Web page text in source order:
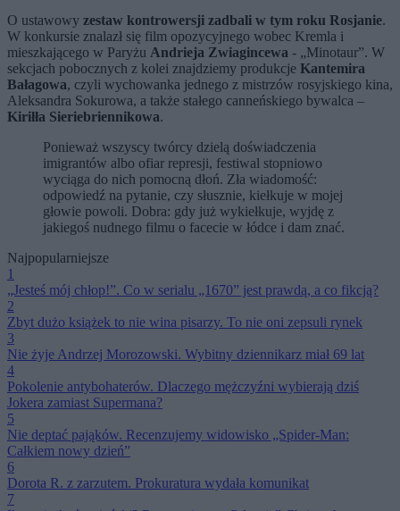
O ustawowy zestaw kontrowersji zadbali w tym roku Rosjanie.
W konkursie znalazł się film opozycyjnego wobec Kremla i
mieszkającego w Paryżu Andrieja Zwiagincewa - „Minotaur”. W
sekcjach pobocznych z kolei znajdziemy produkcje Kantemira
Bałagowa, czyli wychowanka jednego z mistrzów rosyjskiego kina,
Aleksandra Sokurowa, a także stałego canneńskiego bywalca –
Kiriłła Sieriebriennikowa.
Ponieważ wszyscy twórcy dzielą doświadczenia
imigrantów albo ofiar represji, festiwal stopniowo
wyciąga do nich pomocną dłoń. Zła wiadomość:
odpowiedź na pytanie, czy słusznie, kiełkuje w mojej
głowie powoli. Dobra: gdy już wykiełkuje, wyjdę z
jakiegoś nudnego filmu o facecie w łódce i dam znać.
Najpopularniejsze
1
„Jesteś mój chłop!”. Co w serialu „1670” jest prawdą, a co fikcją?
2
Zbyt dużo książek to nie wina pisarzy. To nie oni zepsuli rynek
3
Nie żyje Andrzej Morozowski. Wybitny dziennikarz miał 69 lat
4
Pokolenie antybohaterów. Dlaczego mężczyźni wybierają dziś
Jokera zamiast Supermana?
5
Nie deptać pająków. Recenzujemy widowisko „Spider-Man:
Całkiem nowy dzień”
6
Dorota R. z zarzutem. Prokuratura wydała komunikat
7